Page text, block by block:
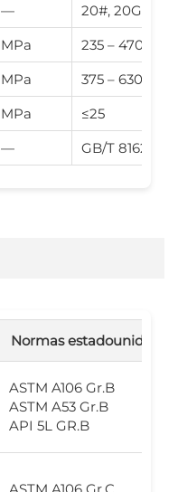
—
20#, 20G,
MPa
235 – 470
MPa
375 – 630
MPa
≤25
— GB/T 8162,
Normas
ASTM A106 Gr.B
ASTM A53 Gr.B
API 5L GR.B
ASTM A106 Gr.C